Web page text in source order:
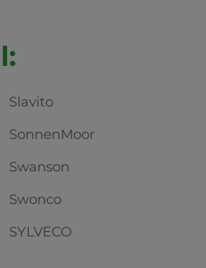
Slavito
SonnenMoor
Swanson
Swonco
SYLVECO